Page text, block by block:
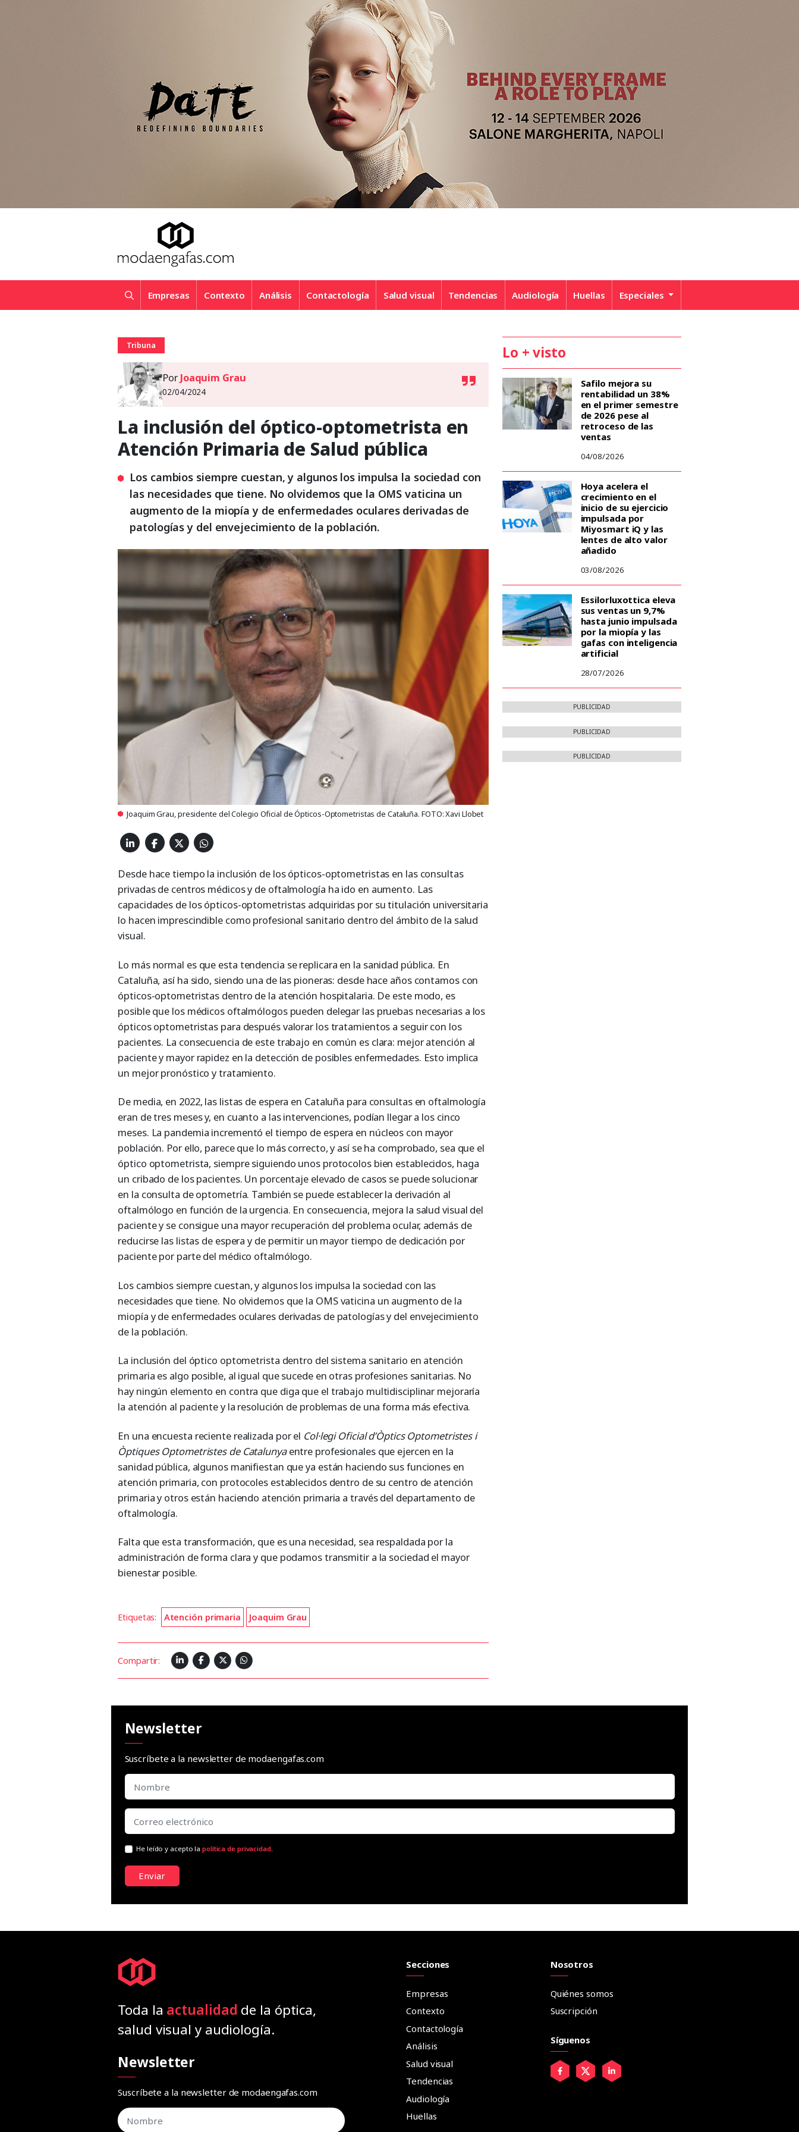
Empresas Contexto Análisis Contactología Salud visual Tendencias Audiología Huellas Especiales
Tribuna
PorJoaquim Grau
02/04/2024
La inclusión del óptico-optometrista en
Atención Primaria de Salud pública
Los cambios siempre cuestan, y algunos los impulsa la sociedad con
las necesidades que tiene. No olvidemos que la OMS vaticina un
augmento de la miopía y de enfermedades oculares derivadas de
patologías y del envejecimiento de la población.
Joaquim Grau, presidente del Colegio Oficial de Ópticos-Optometristas de Cataluña. FOTO: Xavi Llobet
Desde hace tiempo la inclusión de los ópticos-optometristas en las consultas
privadas de centros médicos y de oftalmología ha ido en aumento. Las
capacidades de los ópticos-optometristas adquiridas por su titulación universitaria
lo hacen imprescindible como profesional sanitario dentro del ámbito de la salud
visual.
Lo más normal es que esta tendencia se replicara en la sanidad pública. En
Cataluña, así ha sido, siendo una de las pioneras: desde hace años contamos con
ópticos-optometristas dentro de la atención hospitalaria. De este modo, es
posible que los médicos oftalmólogos pueden delegar las pruebas necesarias a los
ópticos optometristas para después valorar los tratamientos a seguir con los
pacientes. La consecuencia de este trabajo en común es clara: mejor atención al
paciente y mayor rapidez en la detección de posibles enfermedades. Esto implica
un mejor pronóstico y tratamiento.
De media, en 2022, las listas de espera en Cataluña para consultas en oftalmología
eran de tres meses y, en cuanto a las intervenciones, podían llegar a los cinco
meses. La pandemia incrementó el tiempo de espera en núcleos con mayor
población. Por ello, parece que lo más correcto, y así se ha comprobado, sea que el
óptico optometrista, siempre siguiendo unos protocolos bien establecidos, haga
un cribado de los pacientes. Un porcentaje elevado de casos se puede solucionar
en la consulta de optometría. También se puede establecer la derivación al
oftalmólogo en función de la urgencia. En consecuencia, mejora la salud visual del
paciente y se consigue una mayor recuperación del problema ocular, además de
reducirse las listas de espera y de permitir un mayor tiempo de dedicación por
paciente por parte del médico oftalmólogo.
Los cambios siempre cuestan, y algunos los impulsa la sociedad con las
necesidades que tiene. No olvidemos que la OMS vaticina un augmento de la
miopía y de enfermedades oculares derivadas de patologías y del envejecimiento
de la población.
La inclusión del óptico optometrista dentro del sistema sanitario en atención
primaria es algo posible, al igual que sucede en otras profesiones sanitarias. No
hay ningún elemento en contra que diga que el trabajo multidisciplinar mejoraría
la atención al paciente y la resolución de problemas de una forma más efectiva.
En una encuesta reciente realizada por el Col·legi Oficial d’Òptics Optometristes i
Òptiques Optometristes de Catalunyaentre profesionales que ejercen en la
sanidad pública, algunos manifiestan que ya están haciendo sus funciones en
atención primaria, con protocoles establecidos dentro de su centro de atención
primaria y otros están haciendo atención primaria a través del departamento de
oftalmología.
Falta que esta transformación, que es una necesidad, sea respaldada por la
administración de forma clara y que podamos transmitir a la sociedad el mayor
bienestar posible.
Etiquetas: Atención primaria Joaquim Grau
Compartir:
Lo + visto
Safilo mejora su
rentabilidad un 38%
en el primer semestre
de 2026 pese al
retroceso de las
ventas
04/08/2026
Hoya acelera el
crecimiento en el
inicio de su ejercicio
impulsada por
Miyosmart iQ y las
lentes de alto valor
añadido
03/08/2026
Essilorluxottica eleva
sus ventas un 9,7%
hasta junio impulsada
por la miopía y las
gafas con inteligencia
artificial
28/07/2026
PUBLICIDAD
PUBLICIDAD
PUBLICIDAD
Newsletter
Suscríbete a la newsletter de modaengafas.com
He leído y acepto lapolítica de privacidad.
Enviar
Toda la actualidad de la óptica,
salud visual y audiología.
Newsletter
Suscríbete a la newsletter de modaengafas.com
Secciones
Empresas
Contexto
Contactología
Análisis
Salud visual
Tendencias
Audiología
Huellas
Nosotros
Quiénes somos
Suscripción
Síguenos